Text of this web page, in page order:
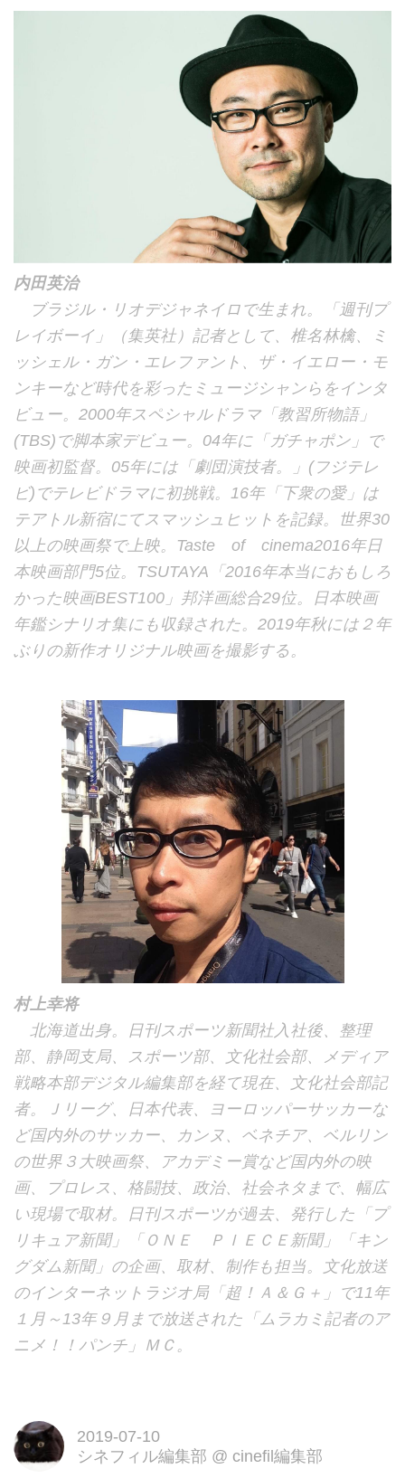
内田英治
ブラジル・リオデジャネイロで生まれ。「週刊プ
レイボーイ」（集英社）記者として、椎名林檎、ミ
ッシェル・ガン・エレファント、ザ・イエロー・モ
ンキーなど時代を彩ったミュージシャンらをインタ
ビュー。2000年スペシャルドラマ「教習所物語」
(TBS)で脚本家デビュー。04年に「ガチャポン」で
映画初監督。05年には「劇団演技者。」(フジテレ
ビ)でテレビドラマに初挑戦。16年「下衆の愛」は
テアトル新宿にてスマッシュヒットを記録。世界30
以上の映画祭で上映。Taste of cinema2016年日
本映画部門5位。TSUTAYA「2016年本当におもしろ
かった映画BEST100」邦洋画総合29位。日本映画
年鑑シナリオ集にも収録された。2019年秋には２年
ぶりの新作オリジナル映画を撮影する。
村上幸将
北海道出身。日刊スポーツ新聞社入社後、整理
部、静岡支局、スポーツ部、文化社会部、メディア
戦略本部デジタル編集部を経て現在、文化社会部記
者。Ｊリーグ、日本代表、ヨーロッパーサッカーな
ど国内外のサッカー、カンヌ、ベネチア、ベルリン
の世界３大映画祭、アカデミー賞など国内外の映
画、プロレス、格闘技、政治、社会ネタまで、幅広
い現場で取材。日刊スポーツが過去、発行した「プ
リキュア新聞」「ＯＮＥ ＰＩＥＣＥ新聞」「キン
グダム新聞」の企画、取材、制作も担当。文化放送
のインターネットラジオ局「超！Ａ＆Ｇ＋」で11年
１月～13年９月まで放送された「ムラカミ記者のア
ニメ！！パンチ」ＭＣ。
2019-07-10
シネフィル編集部 @ cinefil編集部